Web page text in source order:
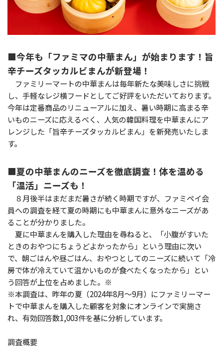
■今年も「ファミマの中華まん」が始まります！旨
辛チーズタッカルビまんが新登場！
ファミリーマートの中華まんは毎年新たな美味しさに挑戦
し、手軽なレジ横フードとしてご好評をいただいております。
今年は定番商品のリニューアルに加え、暑い時期に高まる辛
いものニーズに応えるべく、人気の韓国料理を中華まんにア
レンジした「旨辛チーズタッカルビまん」を新発売いたしま
す。
■夏の中華まんのニーズを徹底調査！体を温める
「温活」ニーズも！
８月後半はまだまだ暑さが続く時期ですが、ファミペイ会
員への調査を経て夏の時期にも中華まんに意外なニーズがあ
ることが分かりました。
夏に中華まんを購入した理由を尋ねると、「小腹がすいた
ときのおやつにちょうどよかったから」という理由に次い
で、朝ごはんや昼ごはん、おやつとしてのニーズに続いて「冷
房で体が冷えていて温かいものが食べたくなったから」とい
う回答が上位を占めました。※
※本調査は、昨年の夏（2024年8月～9月）にファミリーマー
トで中華まんを購入した顧客を対象にオンラインで実施さ
れ、有効回答数1,003件を基に分析しています。
調査概要